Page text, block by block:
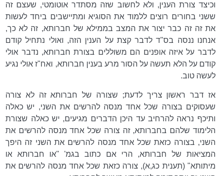
וכיצד צורת הענין, ולא לחשוב שזה מסתדר אוטומטי, שעצם זה
ששני בחורים רוצים ללמוד את הסוגיא ומתיישבים ביחד לעשות
את זה זה כבר יצור את המצב בממילא של חברותא, זה לא כך,
אנחנו ננסה בס"ד לדבר קצת על הענין הזה, ואולי נתחיל קודם
לדבר על איזה אופנים הם משוללים בצורת חברותא, נדבר אולי
קודם על הלא תעשה על הסור מרע בענין חברותא, ואח"ז אולי נגיע
לעשה טוב.
אז דבר ראשון צריך לדעת; שצורה של חברותא זה לא צורה
שעסוקים בצורה שכל אחד מנסה להרשים את השני, יש כאלה
ותיכף נראה להרחיב עד היכן הדברים מגיעים, יש כאלה שצורת
הלימוד שלהם בחברותא, זה צורה שכל אחד מנסה להרשים את
השני, בצורה כזאת שכל אחד מנסה להרשים את השני זה היפך
המציאות של חברותא, הרי אם כתוב בגמ' "או חברותא או
מיתותא" (תענית כג,א), צורה כזאת שכל אחד מנסה להרשים את